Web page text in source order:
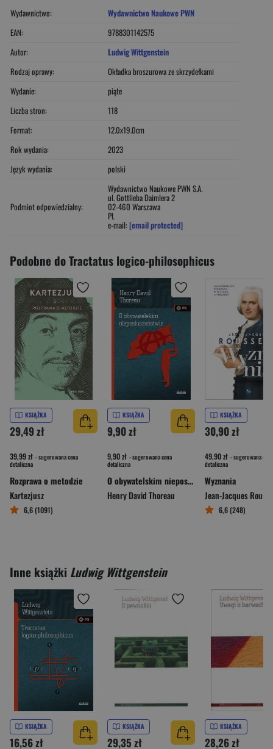
Wydawnictwo:
Wydawnictwo Naukowe PWN
EAN:
9788301142575
Autor:
Ludwig Wittgenstein
Rodzaj oprawy:
Okładka broszurowa ze skrzydełkami
Wydanie:
piąte
Liczba stron:
118
Format:
12.0x19.0cm
Rok wydania:
2023
Język wydania:
polski
Podmiot odpowiedzialny:
Wydawnictwo Naukowe PWN S.A.
ul. Gottlieba Daimlera 2
02-460 Warszawa
PL
e-mail: [email protected]
Podobne do Tractatus logico-philosophicus
KSIĄŻKA
29,49 zł
39,99 zł - sugerowana cena
detaliczna
Rozprawa o metodzie
Kartezjusz
6,6 (1091)
KSIĄŻKA
9,90 zł
9,90 zł - sugerowana cena
detaliczna
O obywatelskim nieposłuszeństwie
Henry David Thoreau
KSIĄŻKA
30,90 zł
49,90 zł - sugerowana cena
detaliczna
Wyznania
Jean-Jacques
6,6 (248)
Inne książki Ludwig Wittgenstein
KSIĄŻKA
16,56 zł
KSIĄŻKA
29,35 zł
KSIĄŻKA
28,26 zł